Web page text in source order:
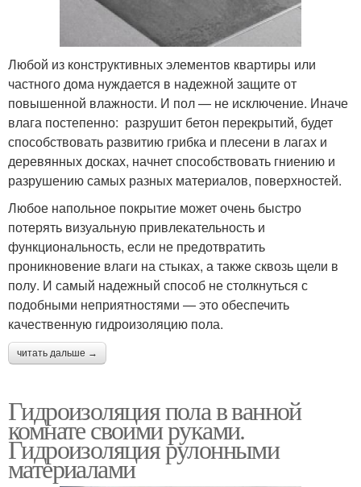
Любой из конструктивных элементов квартиры или
частного дома нуждается в надежной защите от
повышенной влажности. И пол — не исключение. Иначе
влага постепенно: разрушит бетон перекрытий, будет
способствовать развитию грибка и плесени в лагах и
деревянных досках, начнет способствовать гниению и
разрушению самых разных материалов, поверхностей.
Любое напольное покрытие может очень быстро
потерять визуальную привлекательность и
функциональность, если не предотвратить
проникновение влаги на стыках, а также сквозь щели в
полу. И самый надежный способ не столкнуться с
подобными неприятностями — это обеспечить
качественную гидроизоляцию пола.
читать дальше →
Гидроизоляция пола в ванной
комнате своими руками.
Гидроизоляция рулонными
материалами